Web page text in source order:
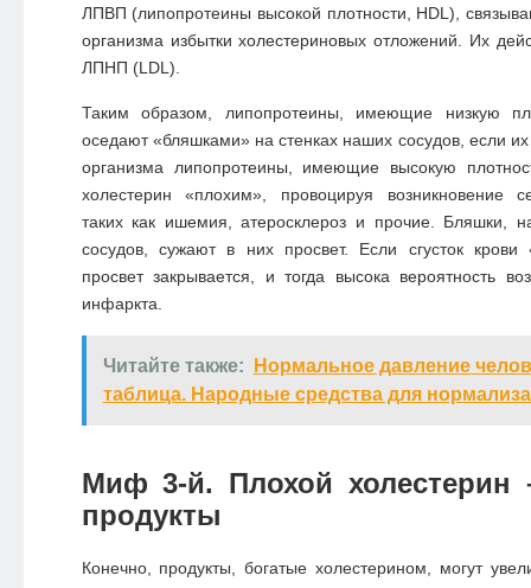
ЛПВП (липопротеины высокой плотности, HDL),
организма избытки холестериновых отложений. Их
ЛПНП (LDL).
Таким образом, липопротеины, имеющие низкую
оседают «бляшками» на стенках наших сосудов, если
организма липопротеины, имеющие высокую
холестерин «плохим», провоцируя возникновение
таких как ишемия, атеросклероз и прочие. Бляшки,
сосудов, сужают в них просвет. Если сгусток крови
просвет закрывается, и тогда высока вероятность
инфаркта.
Читайте также:
Нормальное давление
таблица. Народные средства для
Миф 3-й. Плохой холестерин
продукты
Конечно, продукты, богатые холестерином, могут